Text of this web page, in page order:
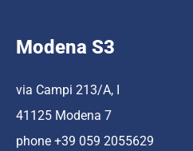
Modena S3
via Campi 213/A, I
41125 Modena 7
phone +39 059 2055629